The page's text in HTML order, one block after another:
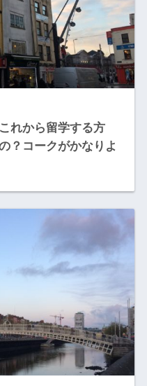
れから留学する方
？コークがかなりよ